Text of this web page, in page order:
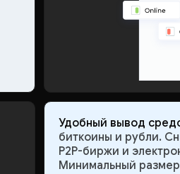
Удобный вывод
биткоины и рубли.
P2P-биржи и
Минимальный